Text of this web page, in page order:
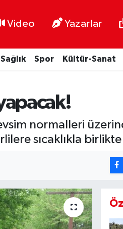
Video Yazarlar
Sağlık Spor Kültür-Sanat
normalleri
sıcaklıkla birlikte